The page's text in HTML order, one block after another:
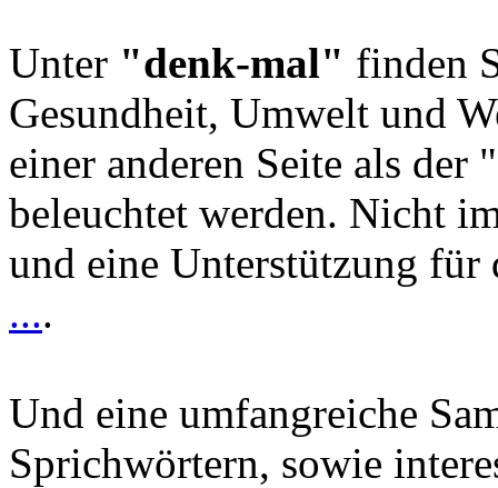
Unter "denk-mal" finden
Gesundheit, Umwelt und
einer anderen Seite als
beleuchtet werden. Nicht
und eine Unterstützung
....
Und eine umfangreiche
Sprichwörtern, sowie